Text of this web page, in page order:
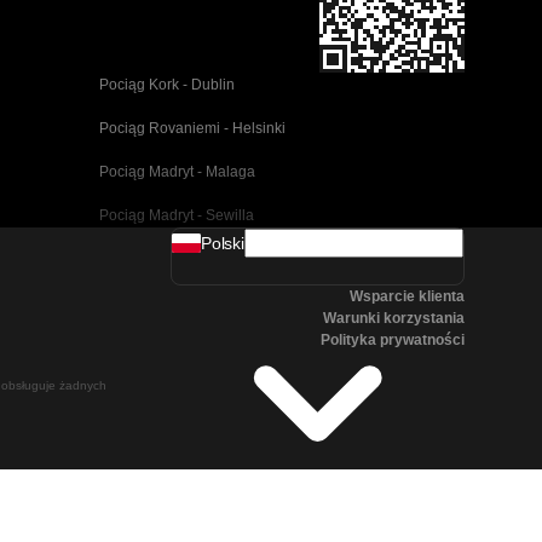
Pociąg Kork - Dublin
Pociąg Rovaniemi - Helsinki
Pociąg Madryt - Malaga
Pociąg Madryt - Sewilla
Pociąg Barcelona - Malaga
Pociąg Seul - Pusan
żadnych
Polski
Wsparcie klienta
Warunki korzystania
Polityka prywatności